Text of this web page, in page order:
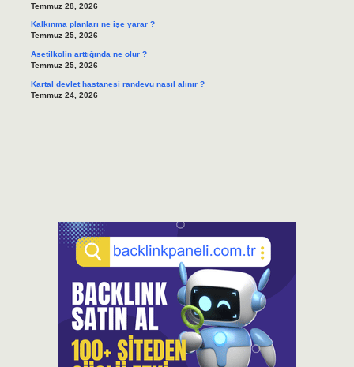
Temmuz 28, 2026
Kalkınma planları ne işe yarar ?
Temmuz 25, 2026
Asetilkolin arttığında ne olur ?
Temmuz 25, 2026
Kartal devlet hastanesi randevu nasıl alınır ?
Temmuz 24, 2026